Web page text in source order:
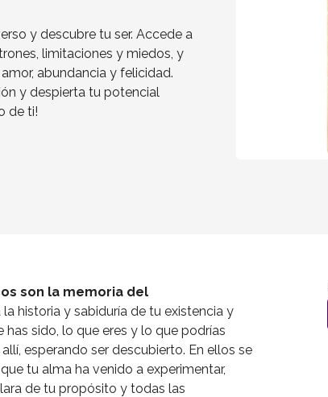
y descubre tu ser. Accede a
limitaciones y miedos, y
abundancia y felicidad.
y despierta tu potencial
de ti!
son la memoria del
historia y sabiduría de tu existencia y
has sido, lo que eres y lo que podrías
esperando ser descubierto. En ellos se
tu alma ha venido a experimentar,
de tu propósito y todas las